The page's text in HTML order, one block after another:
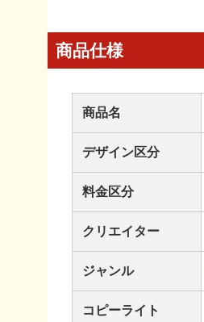
商品仕様
商品名
デザイン区分
料金区分
クリエイター
ジャンル
コピーライト